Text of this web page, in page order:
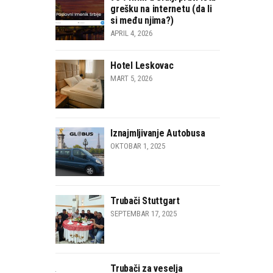
grešku na internetu (da li
si među njima?)
APRIL 4, 2026
Hotel Leskovac
MART 5, 2026
Iznajmljivanje Autobusa
OKTOBAR 1, 2025
Trubači Stuttgart
SEPTEMBAR 17, 2025
Trubači za veselja